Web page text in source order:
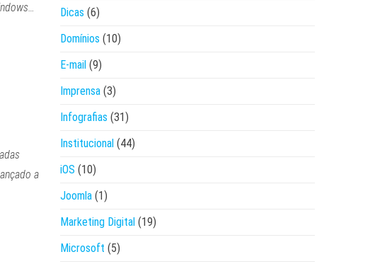
a
Dicas (6)
Domínios (10)
E-mail (9)
Imprensa (3)
Infografias (31)
Institucional (44)
iOS (10)
Joomla (1)
Marketing Digital (19)
Microsoft (5)